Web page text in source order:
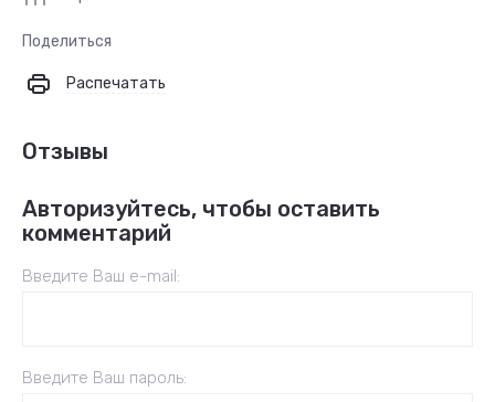
Поделиться
Распечатать
Отзывы
Авторизуйтесь, чтобы оставить
комментарий
Введите Ваш e-mail:
Введите Ваш пароль: